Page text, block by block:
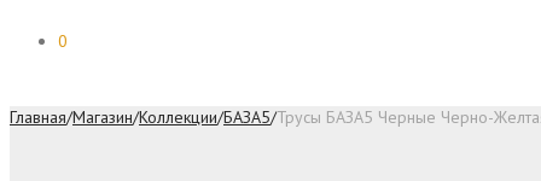
0
Главная/Магазин/Коллекции/БАЗА5/Трусы БАЗА5 Черные Черно-